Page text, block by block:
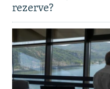
rezerve?